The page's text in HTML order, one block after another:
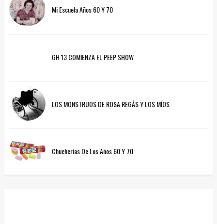
Mi Escuela Años 60 Y 70
GH 13 COMIENZA EL PEEP SHOW
LOS MONSTRUOS DE ROSA REGÁS Y LOS MÍOS
Chucherías De Los Años 60 Y 70